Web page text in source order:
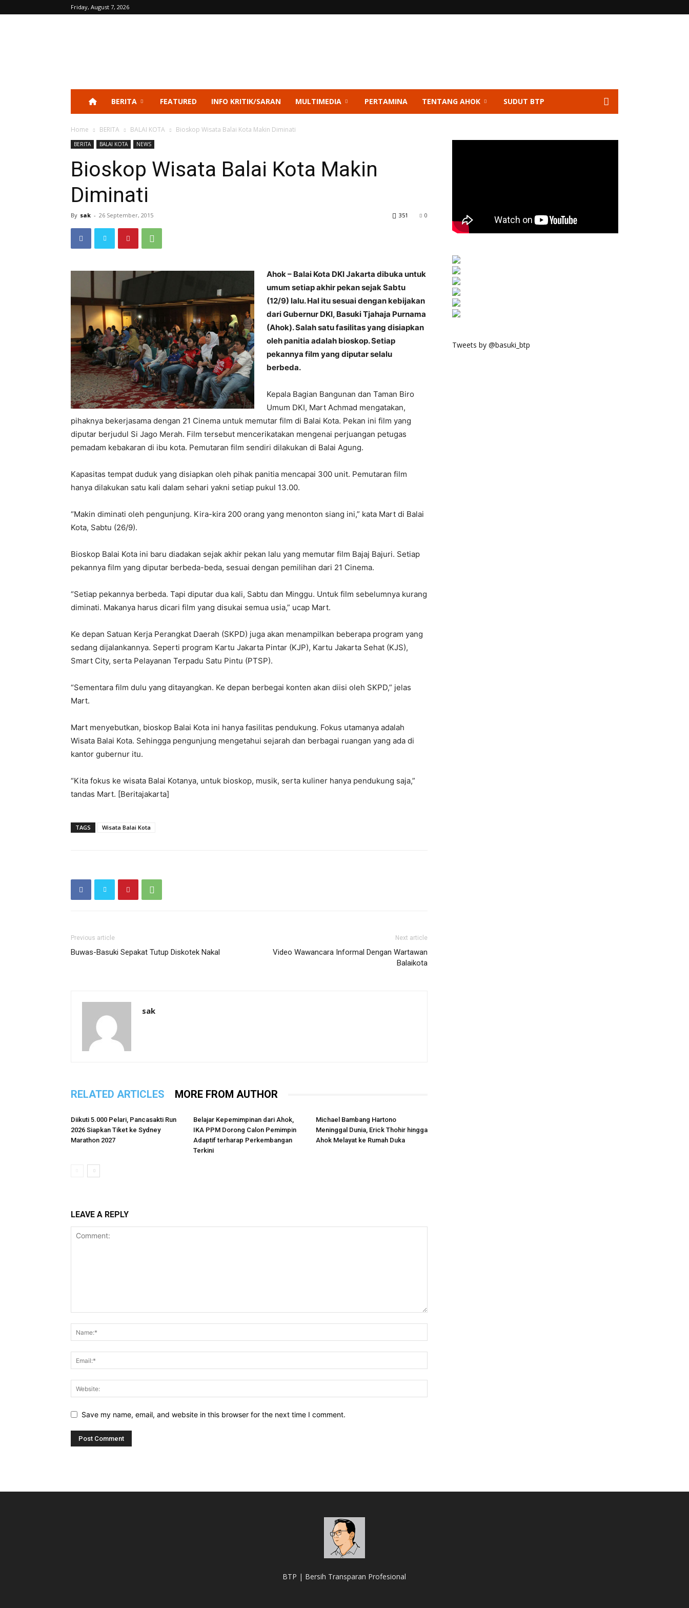
Friday, August 7, 2026
BERITA FEATURED INFO KRITIK/SARAN MULTIMEDIA PERTAMINA TENTANG AHOK SUDUT BTP
Home BERITA BALAI KOTA Bioskop Wisata Balai Kota Makin Diminati
BERITA BALAI KOTA NEWS
Bioskop Wisata Balai Kota Makin
Diminati
By sak - 26 September, 2015 0
351
Ahok – Balai Kota DKI Jakarta dibuka untuk
umum setiap akhir pekan sejak Sabtu
(12/9) lalu. Hal itu sesuai dengan kebijakan
dari Gubernur DKI, Basuki Tjahaja Purnama
(Ahok). Salah satu fasilitas yang disiapkan
oleh panitia adalah bioskop. Setiap
pekannya film yang diputar selalu
berbeda.
Kepala Bagian Bangunan dan Taman Biro
Umum DKI, Mart Achmad mengatakan,
pihaknya bekerjasama dengan 21 Cinema untuk memutar film di Balai Kota. Pekan ini film yang
diputar berjudul Si Jago Merah. Film tersebut mencerikatakan mengenai perjuangan petugas
pemadam kebakaran di ibu kota. Pemutaran film sendiri dilakukan di Balai Agung.
Kapasitas tempat duduk yang disiapkan oleh pihak panitia mencapai 300 unit. Pemutaran film
hanya dilakukan satu kali dalam sehari yakni setiap pukul 13.00.
“Makin diminati oleh pengunjung. Kira-kira 200 orang yang menonton siang ini,” kata Mart di Balai
Kota, Sabtu (26/9).
Bioskop Balai Kota ini baru diadakan sejak akhir pekan lalu yang memutar film Bajaj Bajuri. Setiap
pekannya film yang diputar berbeda-beda, sesuai dengan pemilihan dari 21 Cinema.
“Setiap pekannya berbeda. Tapi diputar dua kali, Sabtu dan Minggu. Untuk film sebelumnya kurang
diminati. Makanya harus dicari film yang disukai semua usia,” ucap Mart.
Ke depan Satuan Kerja Perangkat Daerah (SKPD) juga akan menampilkan beberapa program yang
sedang dijalankannya. Seperti program Kartu Jakarta Pintar (KJP), Kartu Jakarta Sehat (KJS),
Smart City, serta Pelayanan Terpadu Satu Pintu (PTSP).
“Sementara film dulu yang ditayangkan. Ke depan berbegai konten akan diisi oleh SKPD,” jelas
Mart.
Mart menyebutkan, bioskop Balai Kota ini hanya fasilitas pendukung. Fokus utamanya adalah
Wisata Balai Kota. Sehingga pengunjung mengetahui sejarah dan berbagai ruangan yang ada di
kantor gubernur itu.
“Kita fokus ke wisata Balai Kotanya, untuk bioskop, musik, serta kuliner hanya pendukung saja,”
tandas Mart. [Beritajakarta]
TAGS Wisata Balai Kota
Previous article
Buwas-Basuki Sepakat Tutup Diskotek Nakal
Next article
Video Wawancara Informal Dengan Wartawan
Balaikota
sak
RELATED ARTICLES MORE FROM AUTHOR
Diikuti 5.000 Pelari, Pancasakti Run
2026 Siapkan Tiket ke Sydney
Marathon 2027
Belajar Kepemimpinan dari Ahok,
IKA PPM Dorong Calon Pemimpin
Adaptif terharap Perkembangan
Terkini
Michael Bambang Hartono
Meninggal Dunia, Erick Thohir hingga
Ahok Melayat ke Rumah Duka
LEAVE A REPLY
Save my name, email, and website in this browser for the next time I comment.
Tweets by @basuki_btp
BTP | Bersih Transparan Profesional